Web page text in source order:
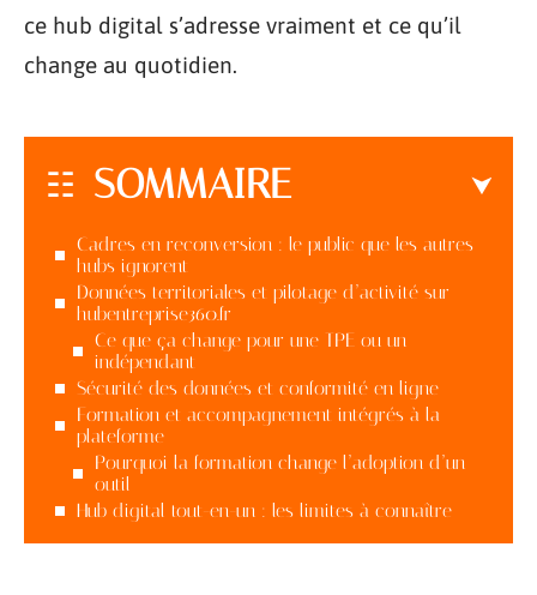
ce hub digital s’adresse vraiment et ce qu’il
change au quotidien.
SOMMAIRE
Cadres en reconversion : le public que les autres
hubs ignorent
Données territoriales et pilotage d’activité sur
hubentreprise360.fr
Ce que ça change pour une TPE ou un
indépendant
Sécurité des données et conformité en ligne
Formation et accompagnement intégrés à la
plateforme
Pourquoi la formation change l’adoption d’un
outil
Hub digital tout-en-un : les limites à connaître